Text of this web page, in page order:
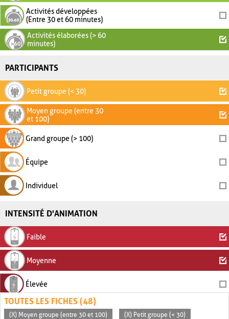
Activités développées
(Entre 30 et 60 minutes)
Activités élaborées (> 60
minutes)
PARTICIPANTS
Petit groupe (< 30)
Moyen groupe (entre 30
et 100)
Grand groupe (> 100)
Équipe
Individuel
INTENSITÉ D'ANIMATION
Faible
Moyenne
Élevée
TOUTES LES FICHES (48)
(X) Moyen groupe (entre 30 et 100) (X) Petit groupe (< 30)